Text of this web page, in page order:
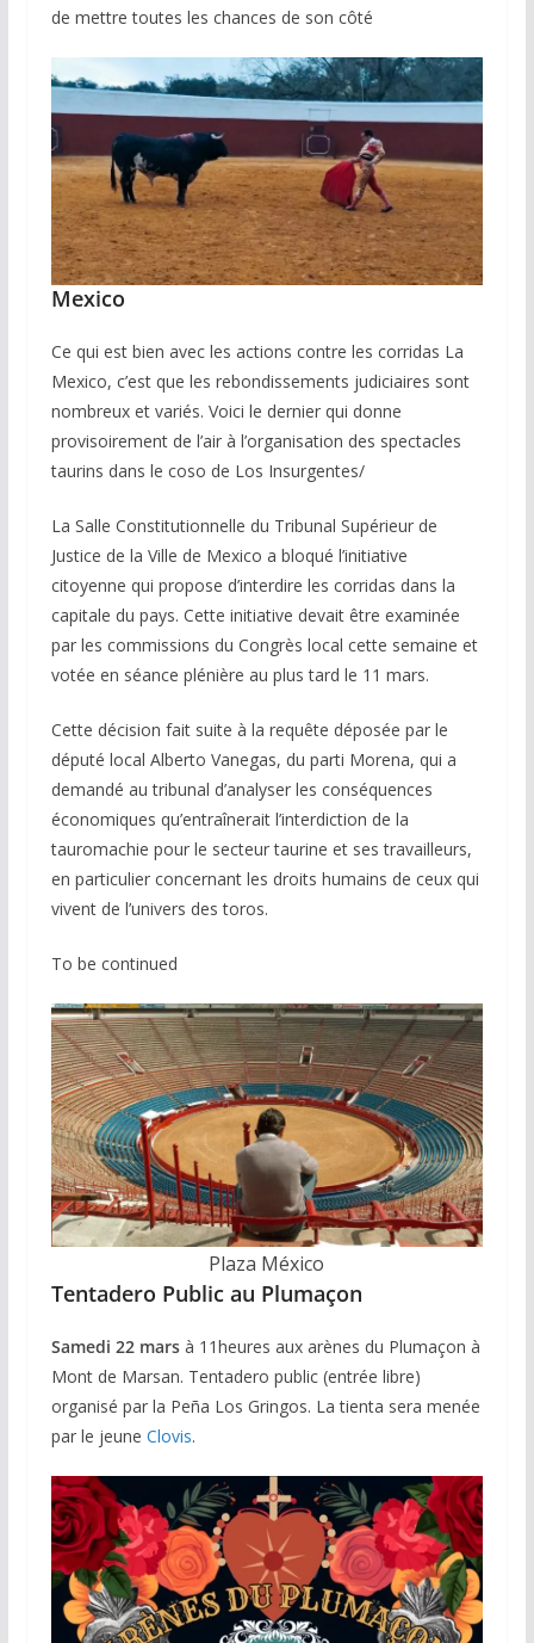
de mettre toutes les chances de son côté
Mexico
Ce qui est bien avec les actions contre les corridas La
Mexico, c’est que les rebondissements judiciaires sont
nombreux et variés. Voici le dernier qui donne
provisoirement de l’air à l’organisation des spectacles
taurins dans le coso de Los Insurgentes/
La Salle Constitutionnelle du Tribunal Supérieur de
Justice de la Ville de Mexico a bloqué l’initiative
citoyenne qui propose d’interdire les corridas dans la
capitale du pays. Cette initiative devait être examinée
par les commissions du Congrès local cette semaine et
votée en séance plénière au plus tard le 11 mars.
Cette décision fait suite à la requête déposée par le
député local Alberto Vanegas, du parti Morena, qui a
demandé au tribunal d’analyser les conséquences
économiques qu’entraînerait l’interdiction de la
tauromachie pour le secteur taurine et ses travailleurs,
en particulier concernant les droits humains de ceux qui
vivent de l’univers des toros.
To be continued
Plaza México
Tentadero Public au Plumaçon
Samedi 22 marsà 11heures aux arènes du Plumaçon à
Mont de Marsan. Tentadero public (entrée libre)
organisé par la Peña Los Gringos. La tienta sera menée
par le jeune Clovis.